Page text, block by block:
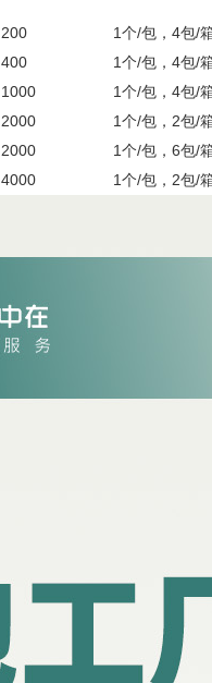
200 1个/包，4包/
400 1个/包，4包/
1000 1个/包，4包/
2000 1个/包，2包/
2000 1个/包，6包/
4000 1个/包，2包/